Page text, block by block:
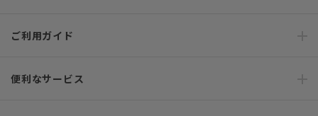
ご利用ガイド
便利なサービス